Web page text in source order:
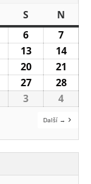
SSobotaN
5.1.2024
6 6.1.2024
7
1313.1.2024
14
2020.1.2024
21
2727.1.2024
28
2.2.2024
3 3.2.2024
4
Další →